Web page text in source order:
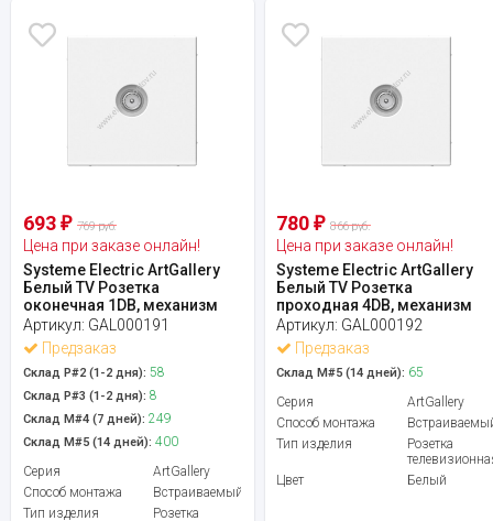
693 ₽ 769 руб.
Цена при заказе онлайн!
Systeme Electric ArtGallery
Белый TV Розетка
оконечная 1DB, механизм
Артикул: GAL000191
Предзаказ
Склад Р#2 (1-2 дня): 58
Склад Р#3 (1-2 дня): 8
Склад М#4 (7 дней): 249
Склад М#5 (14 дней): 400
Серия
ArtGallery
Способ монтажа
Встраиваемый
Тип изделия
Розетка
780₽ 866 руб.
Цена при заказе онлайн!
Systeme Electric ArtGallery
Белый TV Розетка
проходная 4DB, механизм
Артикул: GAL000192
Предзаказ
Склад М#5 (14 дней): 65
Серия
ArtGallery
Способ монтажа
Тип изделия
Розетка
Цвет
Белый